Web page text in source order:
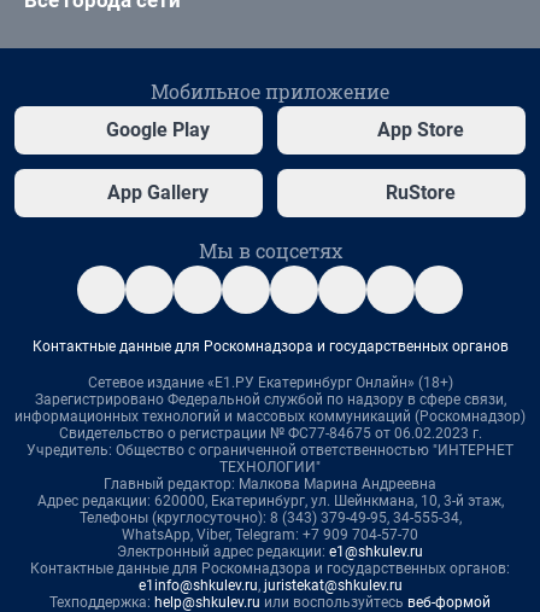
Мобильное приложение
Google Play App Store
App Gallery RuStore
Мы в соцсетях
Контактные данные для Роскомнадзора и государственных органов
Сетевое издание «Е1.РУ Екатеринбург Онлайн» (18+)
Зарегистрировано Федеральной службой по надзору в сфере связи,
информационных технологий и массовых коммуникаций (Роскомнадзор)
Свидетельство о регистрации № ФС77-84675 от 06.02.2023 г.
Учредитель: Общество с ограниченной ответственностью "ИНТЕРНЕТ
ТЕХНОЛОГИИ"
Главный редактор: Малкова Марина Андреевна
Адрес редакции: 620000, Екатеринбург, ул. Шейнкмана, 10, 3-й этаж,
Телефоны (круглосуточно): 8 (343) 379-49-95, 34-555-34,
WhatsApp, Viber, Telegram: +7 909 704-57-70
Электронный адрес редакции: e1@shkulev.ru
Контактные данные для Роскомнадзора и государственных органов:
e1info@shkulev.ru, juristekat@shkulev.ru
Техподдержка: help@shkulev.ru или воспользуйтесь веб-формой